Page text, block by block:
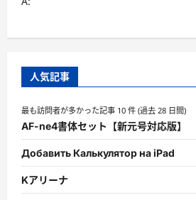
人気記事
最も訪問者が多かった記事 10 件 (過去 28 日間)
AF-ne4書体セット【新元号対応版】
Добавить Калькулятор на iPad
Kアリーナ